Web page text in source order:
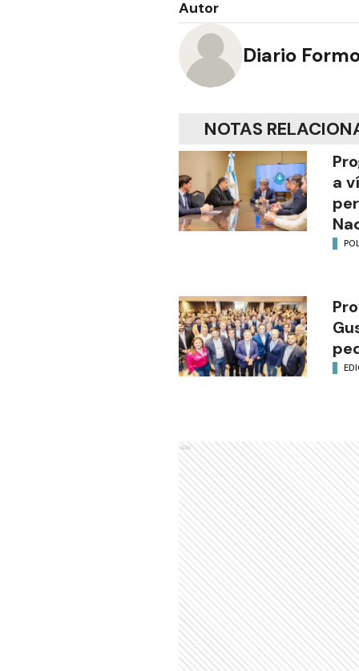
Autor
Diario
NOTAS
a
Ads